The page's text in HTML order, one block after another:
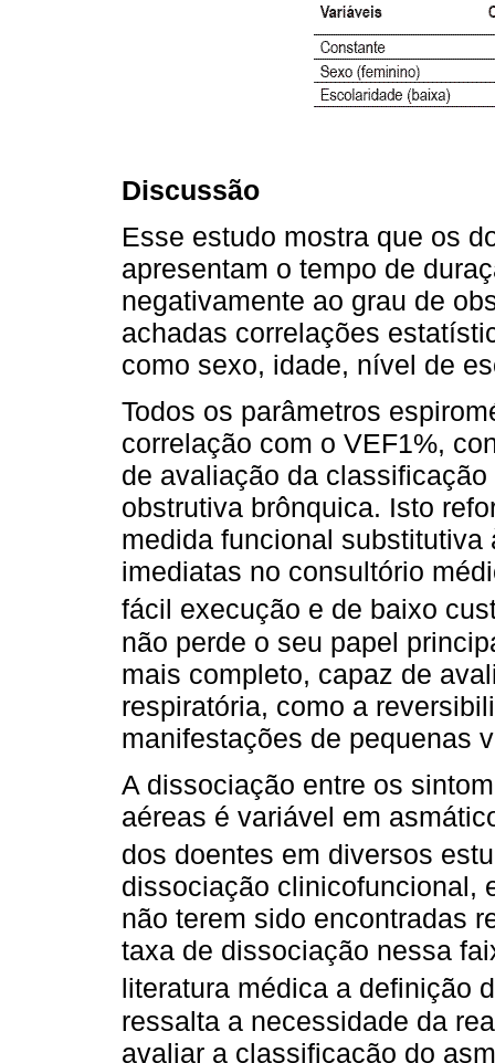
Discussão
Esse estudo mostra que os
apresentam o tempo de
negativamente ao grau de
achadas correlações
como sexo, idade, nível de
Todos os parâmetros
correlação com o VEF1%,
de avaliação da
obstrutiva brônquica. Isto
medida funcional
imediatas no consultório
fácil execução e de baixo
não perde o seu papel
mais completo, capaz de
respiratória, como a
manifestações de pequenas
A dissociação entre os
aéreas é variável em
dos doentes em diversos
dissociação clinicofuncional,
não terem sido encontradas
taxa de dissociação nessa
literatura médica a definição
ressalta a necessidade da
avaliar a classificação do